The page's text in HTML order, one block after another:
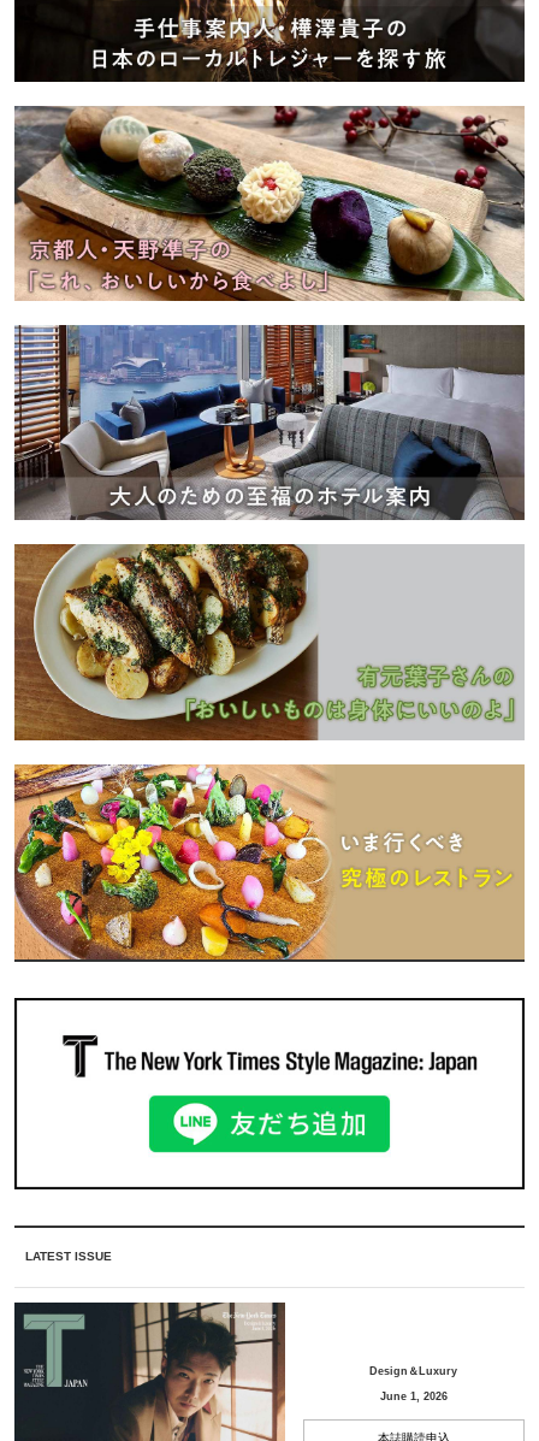
LATEST ISSUE
Design＆Luxury
June 1, 2026